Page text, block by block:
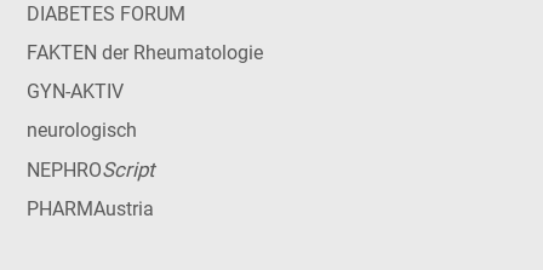
DIABETES FORUM
FAKTEN der Rheumatologie
GYN-AKTIV
neurologisch
NEPHROScript
PHARMAustria